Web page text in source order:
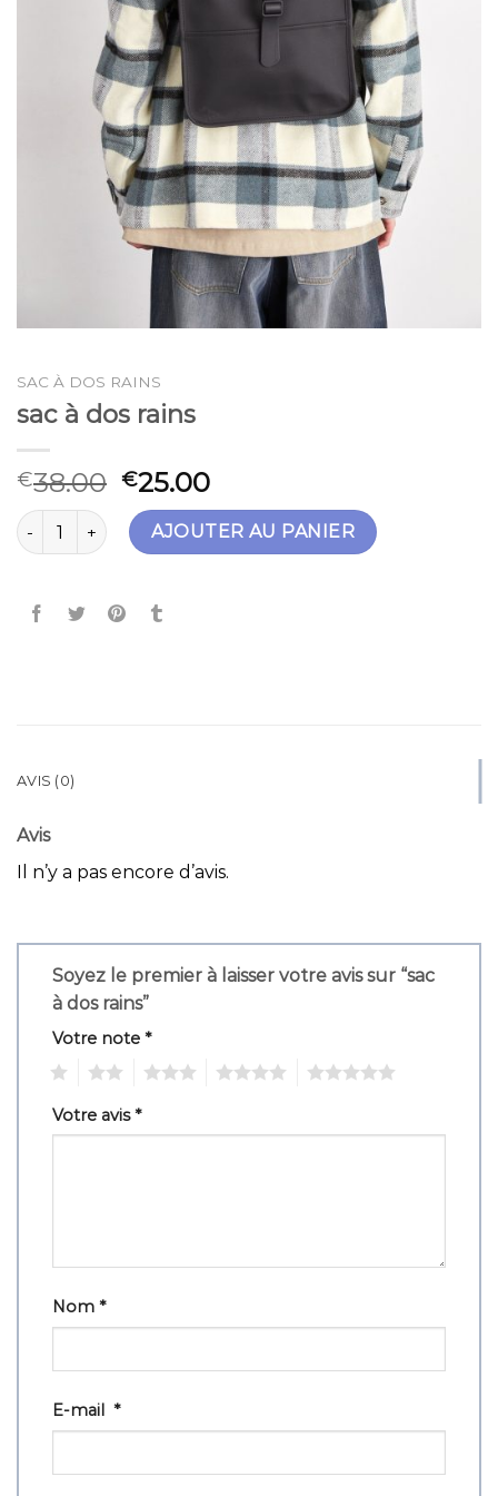
SAC À DOS RAINS
sac à dos rains
€38.00 €25.00
quantité de sac à dos rainsAJOUTER AU PANIER
AVIS (0)
Avis
Il n’y a pas encore d’avis.
Soyez le premier à laisser votre avis sur “sac
à dos rains”
Votre note *
Votre avis*
Nom *
E-mail *